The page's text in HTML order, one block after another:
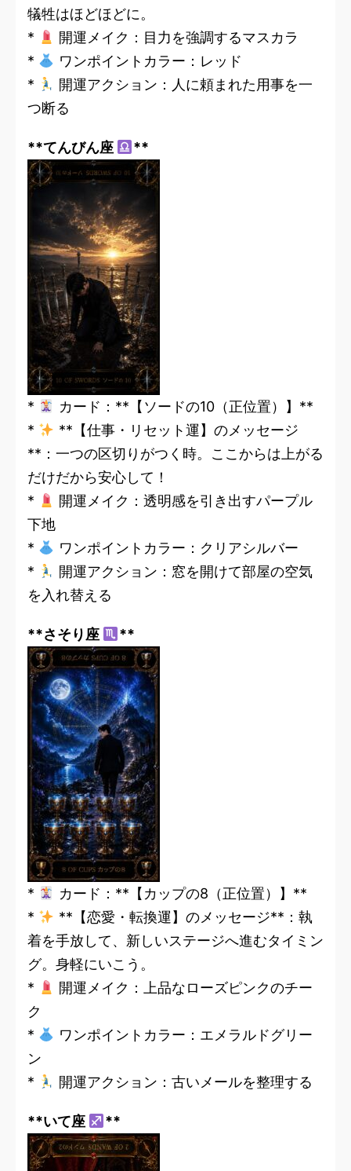
犠牲はほどほどに。
*
開運メイク：目力を強調するマスカラ
*
ワンポイントカラー：レッド
*
開運アクション：人に頼まれた用事を一
つ断る
**てんびん座 **
*
カード：**【ソードの10（正位置）】**
*
**【仕事・リセット運】のメッセージ
**：一つの区切りがつく時。ここからは上がる
だけだから安心して！
*
開運メイク：透明感を引き出すパープル
下地
*
ワンポイントカラー：クリアシルバー
*
開運アクション：窓を開けて部屋の空気
を入れ替える
**さそり座 **
*
カード：**【カップの8（正位置）】**
*
**【恋愛・転換運】のメッセージ**：執
着を手放して、新しいステージへ進むタイミン
グ。身軽にいこう。
*
開運メイク：上品なローズピンクのチー
ク
*
ワンポイントカラー：エメラルドグリー
ン
*
開運アクション：古いメールを整理する
**いて座 **